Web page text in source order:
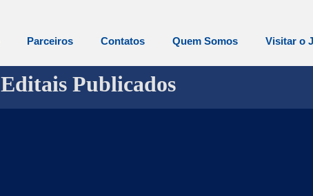
Parceiros Contatos Quem Somos Visitar o
Editais Publicados